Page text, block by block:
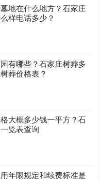
地在什么地方？石家庄
样电话多少？
有哪些？石家庄树葬多
葬价格表？
大概多少钱一平方？石
览表查询
年限规定和续费标准是